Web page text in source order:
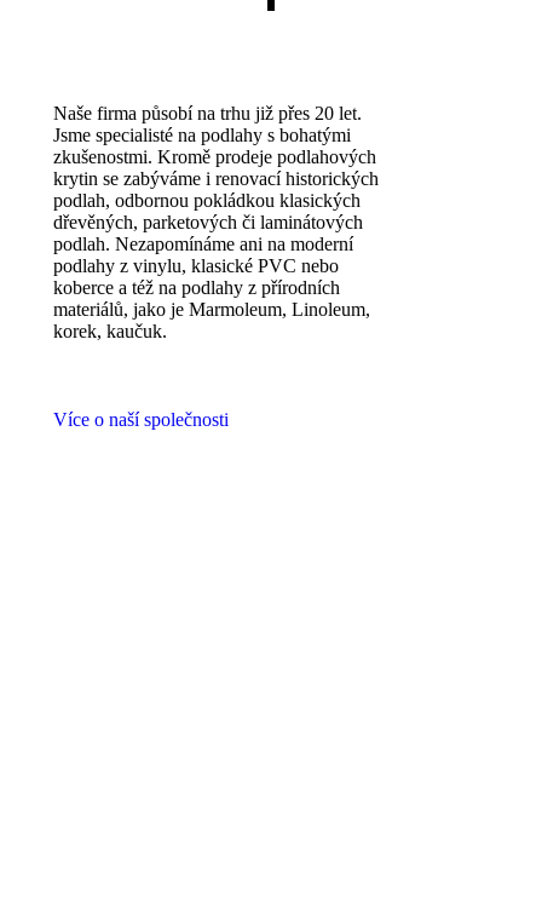
Naše firma působí na trhu již přes 20 let.
Jsme specialisté na podlahy s bohatými
zkušenostmi. Kromě prodeje podlahových
krytin se zabýváme i renovací historických
podlah, odbornou pokládkou klasických
dřevěných, parketových či laminátových
podlah. Nezapomínáme ani na moderní
podlahy z vinylu, klasické PVC nebo
koberce a též na podlahy z přírodních
materiálů, jako je Marmoleum, Linoleum,
korek, kaučuk.
Více o naší společnosti